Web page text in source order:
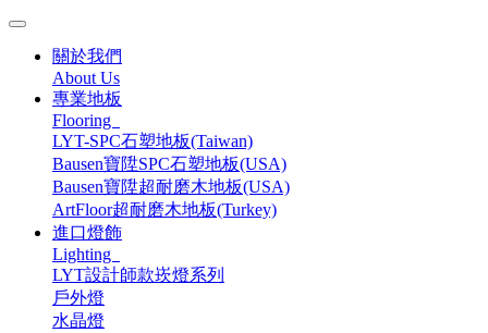
關於我們
About Us
專業地板
Flooring
LYT-SPC石塑地板(Taiwan)
Bausen寶陞SPC石塑地板(USA)
Bausen寶陞超耐磨木地板(USA)
ArtFloor超耐磨木地板(Turkey)
進口燈飾
Lighting
LYT設計師款崁燈系列
戶外燈
水晶燈